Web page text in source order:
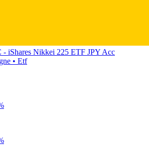
- iShares Nikkei 225 ETF JPY Acc
• Etf